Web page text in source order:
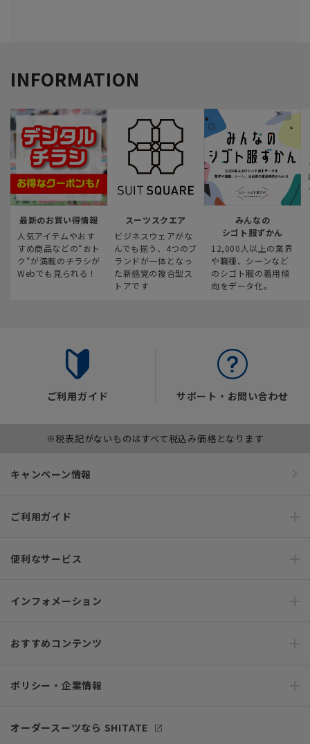
INFORMATION
最新のお買い得情報
人気アイテムやおす
すめ商品などの“おト
ク“が満載のチラシが
Webでも見られる！
スーツスクエア
ビジネスウェアがな
んでも揃う、4つのブ
ランドが一体となっ
た新感覚の複合型ス
トアです
みんなの
シゴト服ずかん
12,000人以上の業界
や職種、シーンなど
のシゴト服の着用傾
向をデータ化。
ご利用ガイド サポート・お問い合わせ
※税表記がないものはすべて税込み価格となります
キャンペーン情報
ご利用ガイド
便利なサービス
インフォメーション
おすすめコンテンツ
ポリシー・企業情報
オーダースーツなら SHITATE